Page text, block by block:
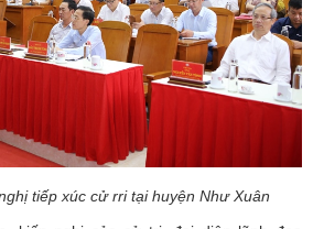
tiếp xúc cử rri tại huyện Như Xuân